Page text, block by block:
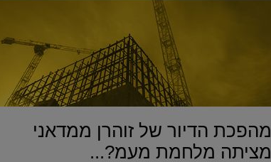
מהפכת הדיור של זוהרן ממדאני
מציתה מלחמת מעמ?...